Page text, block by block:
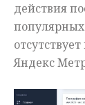
действия
Яндекс